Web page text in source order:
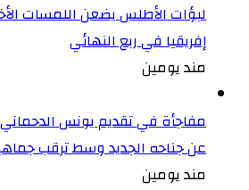
لبؤات الأطلس يضعن اللمسات
إفريقيا في ربع النهائي
مند يومين
مفاجأة في تقديم يونس
عن جناحه الجديد وسط ترقب
مند يومين